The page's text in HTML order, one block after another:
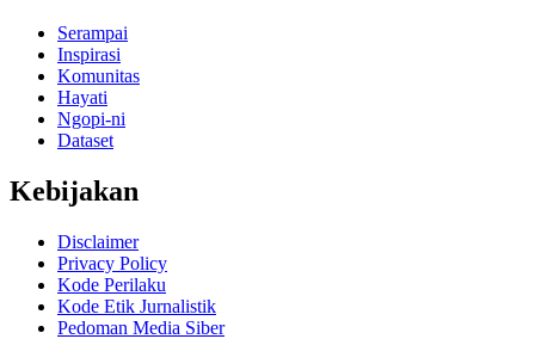
Serampai
Inspirasi
Komunitas
Hayati
Ngopi-ni
Dataset
Kebijakan
Disclaimer
Privacy Policy
Kode Perilaku
Kode Etik Jurnalistik
Pedoman Media Siber